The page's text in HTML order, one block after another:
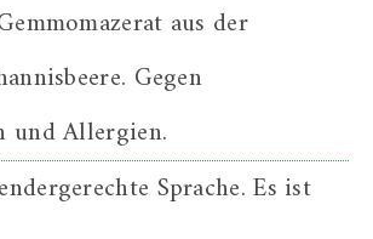
aus der
Gegen
und Allergien.
Sprache. Es ist